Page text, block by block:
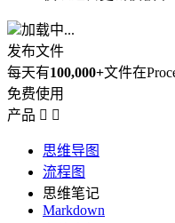
加载中...
发布文件
每天有100,000+文件在
免费使用
产品  
思维导图
流程图
思维笔记
Markdown